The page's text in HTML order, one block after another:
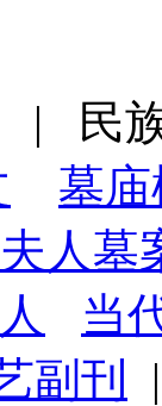
|
民
墓
人墓
当
副刊